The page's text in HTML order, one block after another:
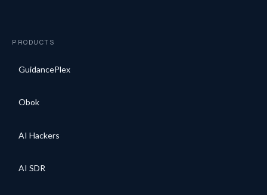
PRODUCTS
GuidancePlex
Obok
AI Hackers
AI SDR